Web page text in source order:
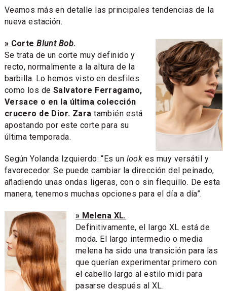
Veamos más en detalle las principales tendencias de la
nueva estación.
» CorteBlunt Bob.
Se trata de un corte muy definido y
recto, normalmente a la altura de la
barbilla. Lo hemos visto en desfiles
como los de Salvatore Ferragamo,
Versace o en la última colección
crucero de Dior. Zara también está
apostando por este corte para su
última temporada.
Según Yolanda Izquierdo: “Es un look es muy versátil y
favorecedor. Se puede cambiar la dirección del peinado,
añadiendo unas ondas ligeras, con o sin flequillo. De esta
manera, tenemos muchas opciones para el día a día”.
» Melena XL.
Definitivamente, el largo XL está de
moda. El largo intermedio o media
melena ha sido una transición para las
que querían experimentar primero con
el cabello largo al estilo midi para
pasarse después al XL.